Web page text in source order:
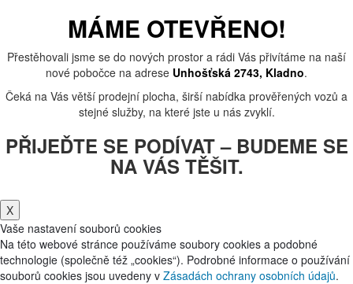
MÁME OTEVŘENO!
Přestěhovali jsme se do nových prostor a rádi Vás přivítáme na naší
nové pobočce na adrese Unhošťská 2743, Kladno.
Čeká na Vás větší prodejní plocha, širší nabídka prověřených vozů a
stejné služby, na které jste u nás zvyklí.
PŘIJEĎTE SE PODÍVAT – BUDEME SE
NA VÁS TĚŠIT.
X
Vaše nastavení souborů cookies
Na této webové stránce používáme soubory cookies a podobné
technologie (společně též „cookies“). Podrobné informace o používání
souborů cookies jsou uvedeny v Zásadách ochrany osobních údajů.